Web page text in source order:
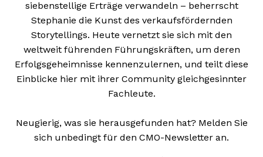
siebenstellige Erträge verwandeln – beherrscht
Stephanie die Kunst des verkaufsfördernden
Storytellings. Heute vernetzt sie sich mit den
weltweit führenden Führungskräften, um deren
Erfolgsgeheimnisse kennenzulernen, und teilt diese
Einblicke hier mit ihrer Community gleichgesinnter
Fachleute.
Neugierig, was sie herausgefunden hat? Melden Sie
sich unbedingt für den CMO-Newsletter an.